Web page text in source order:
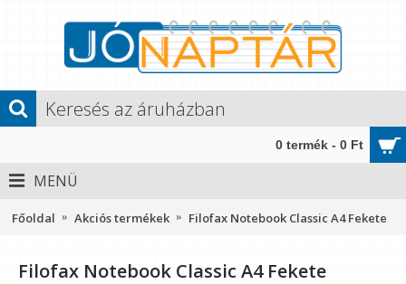
0 termék - 0 Ft
MENÜ
Főoldal Akciós termékek Filofax Notebook Classic A4 Fekete
Filofax Notebook Classic A4 Fekete